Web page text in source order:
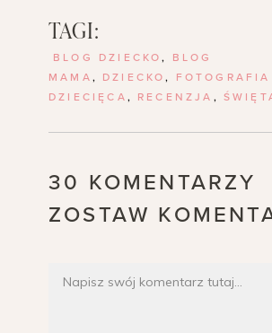
TAGI:
BLOG DZIECKO,
BLOG
MAMA , DZIECKO,
FOTOGRAFIA
DZIECIĘCA , RECENZJA ,
30 KOMENTARZY
ZOSTAW